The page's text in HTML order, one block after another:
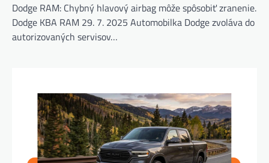
Dodge RAM: Chybný hlavový airbag môže spôsobiť zranenie.
Dodge KBA RAM 29. 7. 2025 Automobilka Dodge zvoláva do
autorizovaných servisov…